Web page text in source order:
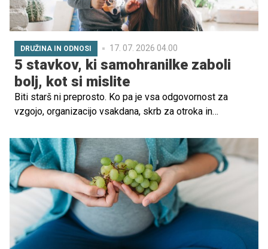
DRUŽINA IN ODNOSI 17. 07. 2026 04.00
5 stavkov, ki samohranilke zaboli
bolj, kot si mislite
Biti starš ni preprosto. Ko pa je vsa odgovornost za
vzgojo, organizacijo vsakdana, skrb za otroka in
postanejo izzivi še toliko večji.